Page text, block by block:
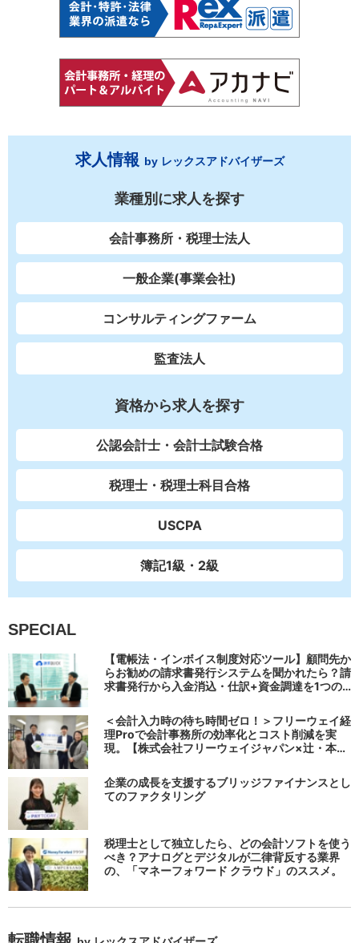
求人情報 by レックスアドバイザーズ
業種別に求人を探す
会計事務所・税理士法人
一般企業(事業会社)
コンサルティングファーム
監査法人
資格から求人を探す
公認会計士・会計士試験合格
税理士・税理士科目合格
USCPA
簿記1級・2級
SPECIAL
【電帳法・インボイス制度対応ツール】顧問先か
らお勧めの請求書発行システムを聞かれたら？請
求書発行から入金消込・仕訳+資金調達を1つの
＜会計入力時の待ち時間ゼロ！＞フリーウェイ経
理Proで会計事務所の効率化とコスト削減を実
現。【株式会社フリーウェイジャパン×辻・本郷
企業の成長を支援するブリッジファイナンスとし
てのファクタリング
税理士として独立したら、どの会計ソフトを使う
べき？アナログとデジタルが二律背反する業界
の、「マネーフォワード クラウド」のススメ。